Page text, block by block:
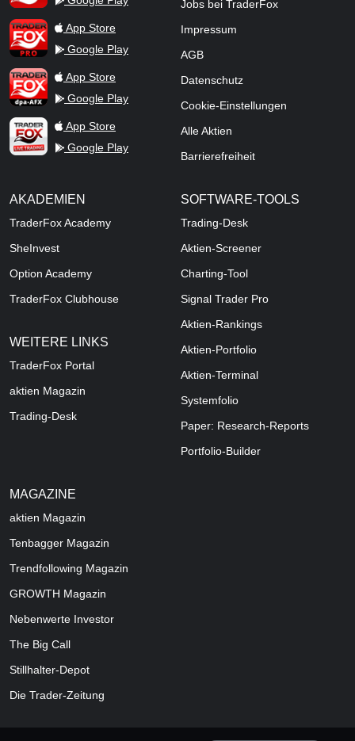
TraderFox ProApp Store
Google Play
TraderFox dpa-AFX ProFeed
App Store
Google Play
TraderFox Live Trading
App Store
Google Play
Jobs bei TraderFox
Impressum
AGB
Datenschutz
Cookie-Einstellungen
Alle Aktien
Barrierefreiheit
AKADEMIEN
TraderFox Academy
SheInvest
Option Academy
TraderFox Clubhouse
WEITERE LINKS
TraderFox Portal
aktien Magazin
Trading-Desk
SOFTWARE-TOOLS
Trading-Desk
Aktien-Screener
Charting-Tool
Signal Trader Pro
Aktien-Rankings
Aktien-Portfolio
Aktien-Terminal
Systemfolio
Paper: Research-Reports
Portfolio-Builder
MAGAZINE
aktien Magazin
Tenbagger Magazin
Trendfollowing Magazin
GROWTH Magazin
Nebenwerte Investor
The Big Call
Stillhalter-Depot
Die Trader-Zeitung